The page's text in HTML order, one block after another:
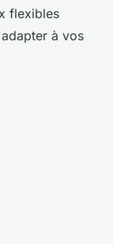
flexibles
à vos